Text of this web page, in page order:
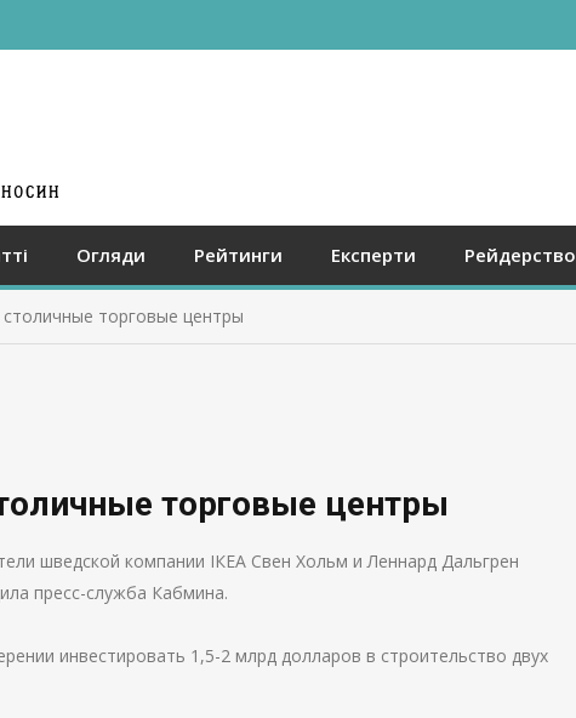
Огляди Рейтинги Експерти Рейдерство
торговые центры
торговые центры
шведской компании ІКЕА Свен Хольм и Леннард Дальгрен
пресс-служба Кабмина.
инвестировать 1,5-2 млрд долларов в строительство двух